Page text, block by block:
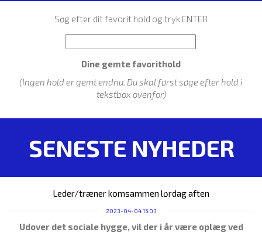
Søg efter dit favorit hold og tryk ENTER
Dine gemte favorithold
(Ingen hold er gemt endnu. Du skal først søge efter hold i
tekstbox ovenfor)
SENESTE NYHEDER
Leder/træner komsammen lørdag aften
2023-04-04 15:03
Udover det sociale hygge, vil der i år være oplæg ved